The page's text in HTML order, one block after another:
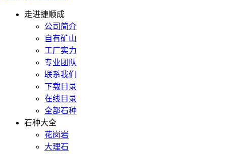
走进捷顺成
公司简介
自有矿山
工厂实力
专业团队
联系我们
下载目录
在线目录
全部石种
石种大全
花岗岩
大理石